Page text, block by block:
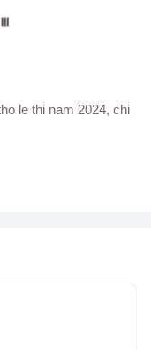
le thi nam 2024, chi